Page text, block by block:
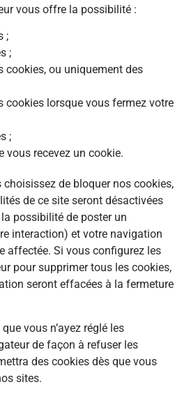
vous offre la possibilité :
;
;
cookies, ou uniquement des
cookies lorsque vous fermez votre
;
vous recevez un cookie.
de bloquer nos cookies,
de ce site seront désactivées
possibilité de poster un
interaction) et votre navigation
affectée. Si vous configurez les
pour supprimer tous les cookies,
seront effacées à la fermeture
vous n’ayez réglé les
de façon à refuser les
des cookies dès que vous
sites.